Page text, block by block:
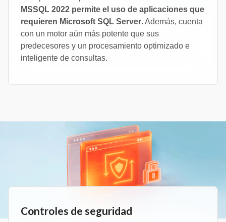
MSSQL 2022 permite el uso de aplicaciones que
requieren Microsoft SQL Server. Además, cuenta
con un motor aún más potente que sus
predecesores y un procesamiento optimizado e
inteligente de consultas.
Controles de seguridad